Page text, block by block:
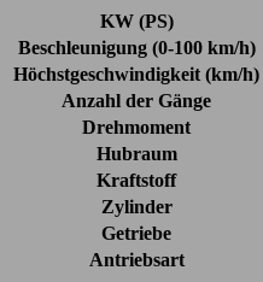
KW (PS)
Beschleunigung (0-100 km/h)
Höchstgeschwindigkeit (km/h)
Anzahl der Gänge
Drehmoment
Hubraum
Kraftstoff
Zylinder
Getriebe
Antriebsart